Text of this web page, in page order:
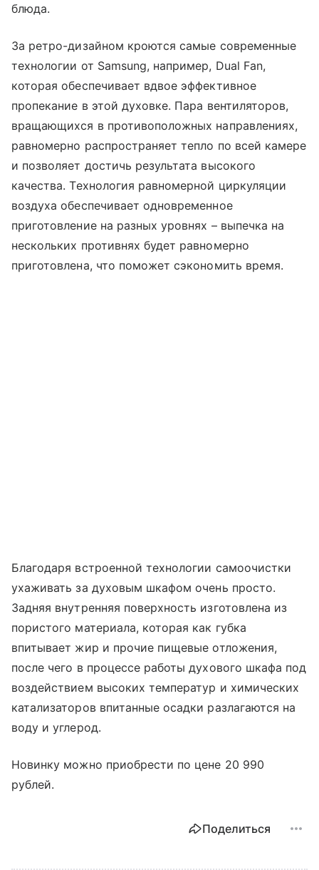
блюда.
За ретро-дизайном кроются самые современные
технологии от Samsung, например, Dual Fan,
которая обеспечивает вдвое эффективное
пропекание в этой духовке. Пара вентиляторов,
вращающихся в противоположных направлениях,
равномерно распространяет тепло по всей камере
и позволяет достичь результата высокого
качества. Технология равномерной циркуляции
воздуха обеспечивает одновременное
приготовление на разных уровнях – выпечка на
нескольких противнях будет равномерно
приготовлена, что поможет сэкономить время.
Благодаря встроенной технологии самоочистки
ухаживать за духовым шкафом очень просто.
Задняя внутренняя поверхность изготовлена из
пористого материала, которая как губка
впитывает жир и прочие пищевые отложения,
после чего в процессе работы духового шкафа под
воздействием высоких температур и химических
катализаторов впитанные осадки разлагаются на
воду и углерод.
Новинку можно приобрести по цене 20 990
рублей.
Поделиться